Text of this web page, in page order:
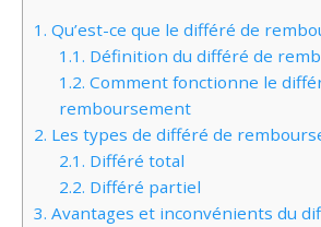
1. Qu’est-ce que le différé de
1.1. Définition du différé de
1.2. Comment fonctionne le
remboursement
2. Les types de différé de
2.1. Différé total
2.2. Différé partiel
3. Avantages et inconvénients du